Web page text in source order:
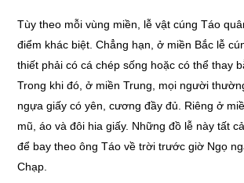
Tùy theo mỗi vùng miền, lễ vật cúng Táo
điểm khác biệt. Chẳng hạn, ở miền Bắc lễ
thiết phải có cá chép sống hoặc có thể thay
Trong khi đó, ở miền Trung, mọi người
ngựa giấy có yên, cương đầy đủ. Riêng ở
mũ, áo và đôi hia giấy. Những đồ lễ này tất
để bay theo ông Táo về trời trước giờ Ngọ
Chạp.